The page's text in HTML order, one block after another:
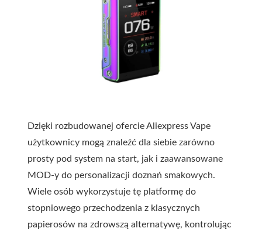
Dzięki rozbudowanej ofercie Aliexpress Vape
użytkownicy mogą znaleźć dla siebie zarówno
prosty pod system na start, jak i zaawansowane
MOD-y do personalizacji doznań smakowych.
Wiele osób wykorzystuje tę platformę do
stopniowego przechodzenia z klasycznych
papierosów na zdrowszą alternatywę, kontrolując